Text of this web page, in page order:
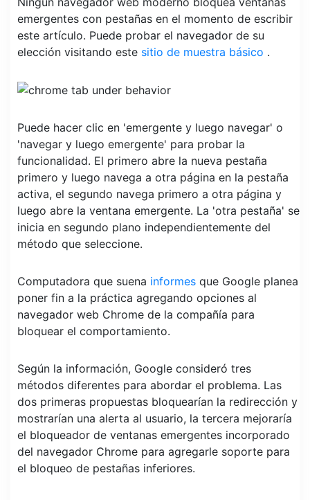
emergentes con pestañas en el momento de escribir
este artículo. Puede probar el navegador de su
elección visitando este sitio de muestra básico .
Puede hacer clic en 'emergente y luego navegar' o
'navegar y luego emergente' para probar la
funcionalidad. El primero abre la nueva pestaña
primero y luego navega a otra página en la pestaña
activa, el segundo navega primero a otra página y
luego abre la ventana emergente. La 'otra pestaña' se
inicia en segundo plano independientemente del
método que seleccione.
Computadora que suena informes que Google planea
poner fin a la práctica agregando opciones al
navegador web Chrome de la compañía para
bloquear el comportamiento.
Según la información, Google consideró tres
métodos diferentes para abordar el problema. Las
dos primeras propuestas bloquearían la redirección y
mostrarían una alerta al usuario, la tercera mejoraría
el bloqueador de ventanas emergentes incorporado
del navegador Chrome para agregarle soporte para
el bloqueo de pestañas inferiores.